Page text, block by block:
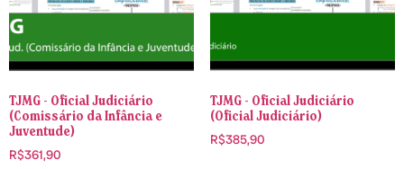
TJMG - Oficial Judiciário
(Comissário da Infância e
Juventude)
R$361,90
TJMG - Oficial Judiciário
(Oficial Judiciário)
R$385,90